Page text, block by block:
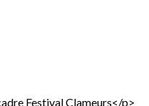
Festival Clameurs</p>